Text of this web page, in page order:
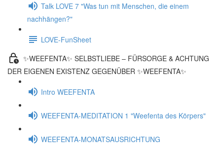
Talk LOVE 7 "Was tun mit Menschen, die einem
nachhängen?"
LOVE-FunSheet
✨WEEFENTA✨ SELBSTLIEBE – FÜRSORGE & ACHTUNG
DER EIGENEN EXISTENZ GEGENÜBER ✨WEEFENTA✨
Intro WEEFENTA
WEEFENTA-MEDITATION 1 "Weefenta des Körpers"
WEEFENTA-MONATSAUSRICHTUNG